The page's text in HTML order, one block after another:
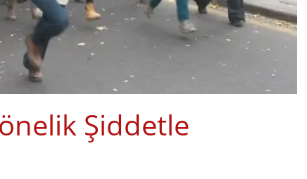
Şiddetle